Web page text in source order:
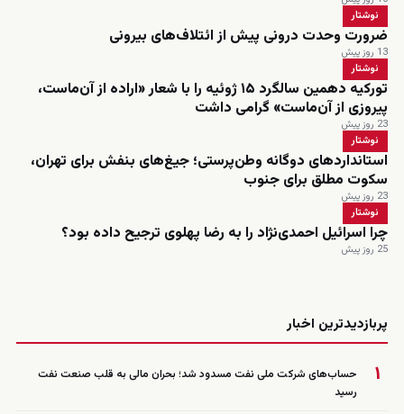
نوشتار
ضرورت وحدت درونی پیش از ائتلاف‌های بیرونی
13 روز پیش
نوشتار
تورکیه دهمین سالگرد ۱۵ ژوئیه را با شعار «اراده از آن‌ماست،
پیروزی از آن‌ماست» گرامی داشت
23 روز پیش
نوشتار
استانداردهای دوگانه وطن‌پرستی؛ جیغ‌های بنفش برای تهران،
سکوت مطلق برای جنوب
23 روز پیش
نوشتار
چرا اسرائیل احمدی‌نژاد را به رضا پهلوی ترجیح داده بود؟
25 روز پیش
پربازدیدترین اخبار
۱
حساب‌های شرکت ملی نفت مسدود شد؛ بحران مالی به قلب صنعت نفت
رسید